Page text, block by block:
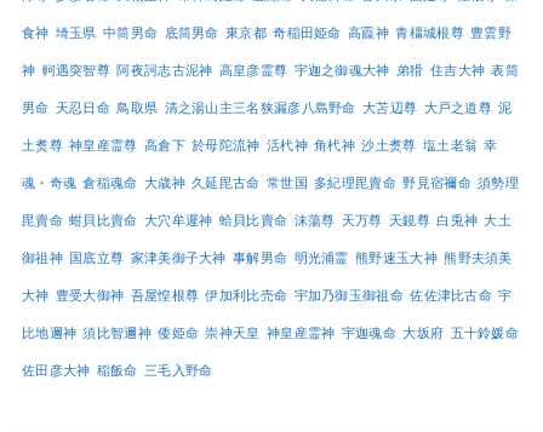
食神 埼玉県 中筒男命 底筒男命 東京都 奇稲田姫命 高龗神 青橿城根尊 豊雲野
神 軻遇突智尊 阿夜訶志古泥神 高皇彦霊尊 宇迦之御魂大神 弟猾 住吉大神 表筒
男命 天忍日命 鳥取県 清之湯山主三名狭漏彦八島野命 大苫辺尊 大戸之道尊 泥
土煑尊 神皇産霊尊 高倉下 於母陀流神 活杙神 角杙神 沙土煑尊 塩土老翁 幸
魂・奇魂 倉稲魂命 大歳神 久延毘古命 常世国 多紀理毘賣命 野見宿禰命 須勢理
毘賣命 蚶貝比賣命 大穴牟遲神 蛤貝比賣命 沫蕩尊 天万尊 天鏡尊 白兎神 大土
御祖神 国底立尊 家津美御子大神 事解男命 明光浦霊 熊野速玉大神 熊野夫須美
大神 豊受大御神 吾屋惶根尊 伊加利比売命 宇加乃御玉御祖命 佐佐津比古命 宇
比地邇神 須比智邇神 倭姫命 崇神天皇 神皇産霊神 宇迦魂命 大坂府 五十鈴媛命
佐田彦大神 稲飯命 三毛入野命